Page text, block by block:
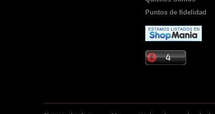
Puntos de fidelidad